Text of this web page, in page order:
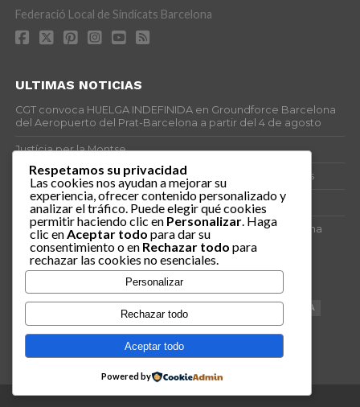
Federació Local de Sindicats Barcelona
ULTIMAS NOTICIAS
CGT convoca HUELGA INDEFINIDA en Groundforce Barcelona
del Aeropuerto del Prat-Barcelona a partir del 4 de agosto
Justícia per la Montse
25J – Día Mundial para la Prevención de los Ahogamientos
ERE encubierto en H&M Concentrix
Actes centrals 90 aniversari revolució social 1936. Programa
central i per dies. Materials de venda.
VAGA TELEMARKETING NETEJA
CONFERENCIA
DOCUMENTAL
SANITAT CATSALUT 061 ANTI-MWC
Respetamos su privacidad
Las cookies nos ayudan a mejorar su
experiencia, ofrecer contenido personalizado y
analizar el tráfico. Puede elegir qué cookies
permitir haciendo clic en Personalizar . Haga
clic en Aceptar todo para dar su
consentimiento o en Rechazar todo para
rechazar las cookies no esenciales.
Personalizar
Rechazar todo
Aceptar todo
Powered by